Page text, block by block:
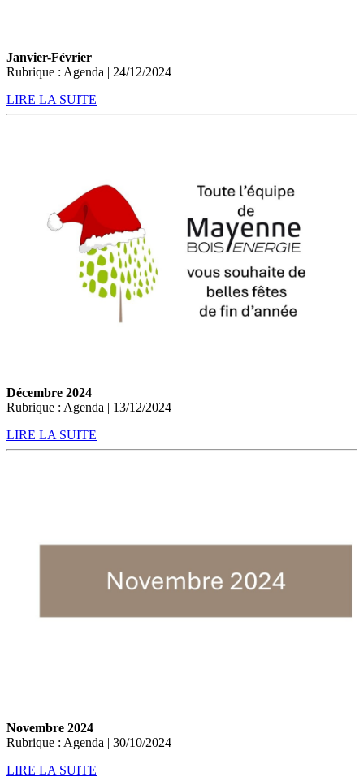
Janvier-Février
Rubrique : Agenda | 24/12/2024
LIRE LA SUITE
Décembre 2024
Rubrique : Agenda | 13/12/2024
LIRE LA SUITE
Novembre 2024
Rubrique : Agenda | 30/10/2024
LIRE LA SUITE